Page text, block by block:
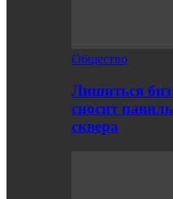
Общество
Лишиться
сносит
сквера